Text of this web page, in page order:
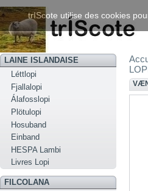
LAINE ISLANDAISE
Léttlopi
Fjallalopi
Álafosslopi
Plötulopi
Hosuband
Einband
HESPA Lambi
Livres Lopi
FILCOLANA
trIScote utilise des cookies